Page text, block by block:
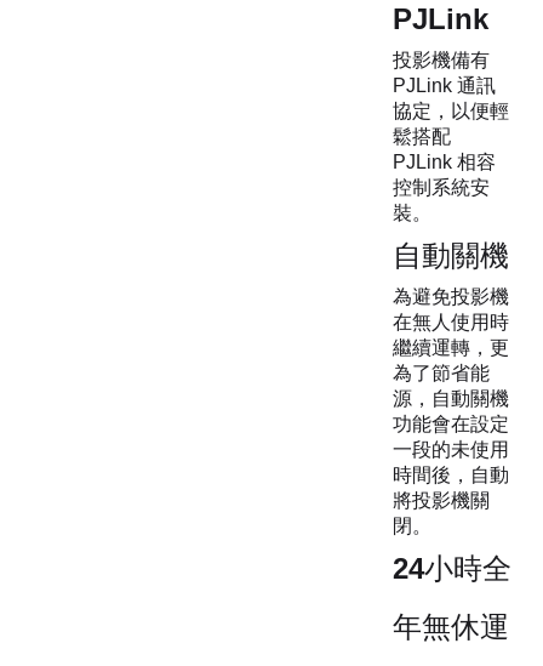
PJLink
投影機備有
PJLink 通訊
協定，以便輕
鬆搭配
PJLink 相容
控制系統安
裝。
自動關機
為避免投影機
在無人使用時
繼續運轉，更
為了節省能
源，自動關機
功能會在設定
一段的未使用
時間後，自動
將投影機關
閉。
24小時全
年無休運